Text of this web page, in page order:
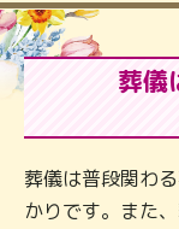
葬儀
葬儀は普段関わ
かりです。また